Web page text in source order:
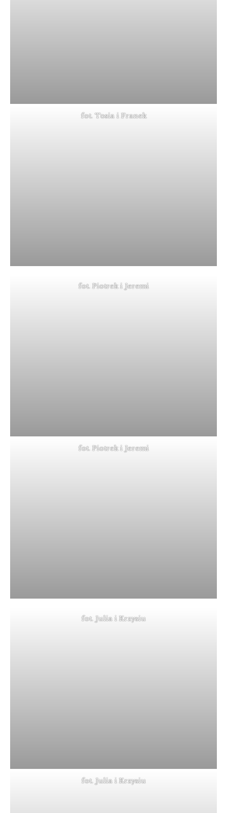
fot. Tosia i Franek
fot. Piotrek i Jeremi
fot. Piotrek i Jeremi
fot. Julia i Krzysiu
fot. Julia i Krzysiu